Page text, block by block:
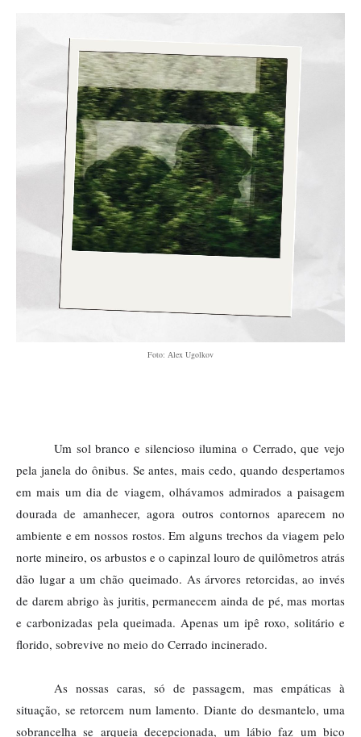
Foto: Аlex Ugolkov
Um sol branco e silencioso ilumina o Cerrado, que vejo
pela janela do ônibus. Se antes, mais cedo, quando despertamos
em mais um dia de viagem, olhávamos admirados a paisagem
dourada de amanhecer, agora outros contornos aparecem no
ambiente e em nossos rostos. Em alguns trechos da viagem pelo
norte mineiro, os arbustos e o capinzal louro de quilômetros atrás
dão lugar a um chão queimado. As árvores retorcidas, ao invés
de darem abrigo às juritis, permanecem ainda de pé, mas mortas
e carbonizadas pela queimada. Apenas um ipê roxo, solitário e
florido, sobrevive no meio do Cerrado incinerado.
As nossas caras, só de passagem, mas empáticas à
situação, se retorcem num lamento. Diante do desmantelo, uma
sobrancelha se arqueia decepcionada, um lábio faz um bico